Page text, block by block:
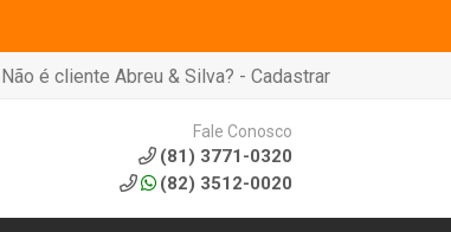
Não é cliente Abreu & Silva? - Cadastrar
Fale Conosco
(81) 3771-0320
(82) 3512-0020